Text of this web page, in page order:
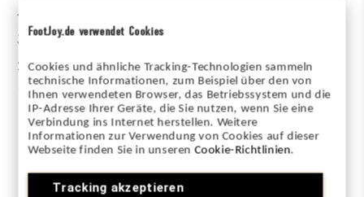
FootJoy.de verwendet Cookies
Cookies und ähnliche Tracking-Technologien sammeln
technische Informationen, zum Beispiel über den von
Ihnen verwendeten Browser, das Betriebssystem und die
IP-Adresse Ihrer Geräte, die Sie nutzen, wenn Sie eine
Verbindung ins Internet herstellen. Weitere
Informationen zur Verwendung von Cookies auf dieser
Webseite finden Sie in unserenCookie-Richtlinien.
Tracking akzeptieren
4 Etoiles
3 Etoiles
2 Etoiles
1 Etoile 0
100%
des répondants
recommanderaient à un ami